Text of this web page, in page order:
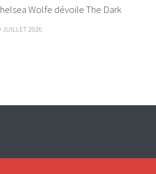
Wolfe dévoile The Dark
JUILLET 2026